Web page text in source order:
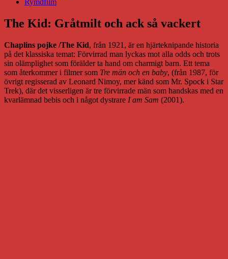
Rymdfilm
The Kid: Gråtmilt och ack så vackert
Chaplins pojke /The Kid, från 1921, är en hjärteknipande historia
på det klassiska temat: Förvirrad man lyckas mot alla odds och trots
sin olämplighet som förälder ta hand om charmigt barn. Ett tema
som återkommer i filmer som Tre män och en baby, (från 1987, för
övrigt regisserad av Leonard Nimoy, mer känd som Mr. Spock i Star
Trek), där det visserligen är tre förvirrade män som handskas med en
kvarlämnad bebis och i något dystrare I am Sam (2001).